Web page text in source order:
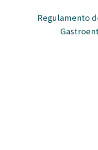
Regulamento